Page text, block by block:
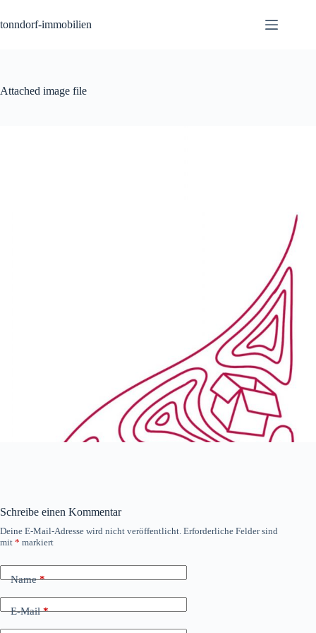
Inhalt
springen
tonndorf-immobilien
Attached image file
Schreibe einen Kommentar
Deine E-Mail-Adresse wird nicht veröffentlicht. Erforderliche Felder sind
mit * markiert
Name*
E-Mail*